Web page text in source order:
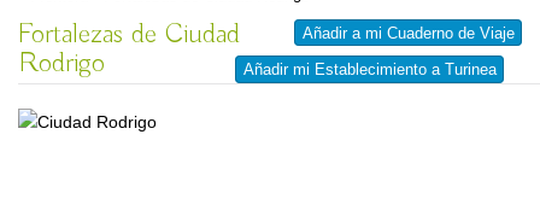
Añadir a mi Cuaderno de Viaje
Añadir mi Establecimiento a Turinea
Fortalezas de Ciudad
Rodrigo